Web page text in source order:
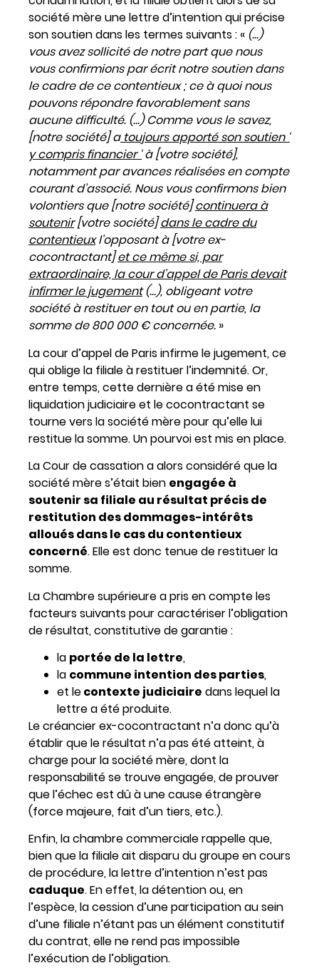
société mère une lettre d’intention qui précise
son soutien dans les termes suivants : « (…)
vous avez sollicité de notre part que nous
vous confirmions par écrit notre soutien dans
le cadre de ce contentieux ; ce à quoi nous
pouvons répondre favorablement sans
aucune difficulté. (…) Comme vous le savez,
[notre société] atoujours apporté son soutien ‘
y compris financier ‘ à [votre société],
notamment par avances réalisées en compte
courant d’associé. Nous vous confirmons bien
volontiers que [notre société]continuera à
soutenir[votre société]dans le cadre du
contentieuxl’opposant à [votre ex-
cocontractant]et ce même si, par
extraordinaire, la cour d’appel de Paris devait
infirmer le jugement(…), obligeant votre
société à restituer en tout ou en partie, la
somme de 800 000€concernée. »
La cour d’appel de Paris infirme le jugement, ce
qui oblige la filiale à restituer l’indemnité. Or,
entre temps, cette dernière a été mise en
liquidation judiciaire et le cocontractant se
tourne vers la société mère pour qu’elle lui
restitue la somme. Un pourvoi est mis en place.
La Cour de cassation a alors considéré que la
société mère s’était bien engagée à
soutenir sa filiale au résultat précis de
restitution des dommages-intérêts
alloués dans le cas du contentieux
concerné. Elle est donc tenue de restituer la
somme.
La Chambre supérieure a pris en compte les
facteurs suivants pour caractériser l’obligation
de résultat, constitutive de garantie :
la portée de la lettre,
la commune intention des parties,
et lecontexte judiciaire dans lequel la
lettre a été produite.
Le créancier ex-cocontractant n’a donc qu’à
établir que le résultat n’a pas été atteint, à
charge pour la société mère, dont la
responsabilité se trouve engagée, de prouver
que l’échec est dû à une cause étrangère
(force majeure, fait d’un tiers, etc.).
Enfin, la chambre commerciale rappelle que,
bien que la filiale ait disparu du groupe en cours
de procédure, la lettre d’intention n’est pas
caduque. En effet, la détention ou, en
l’espèce, la cession d’une participation au sein
d’une filiale n’étant pas un élément constitutif
du contrat, elle ne rend pas impossible
l’exécution de l’obligation.